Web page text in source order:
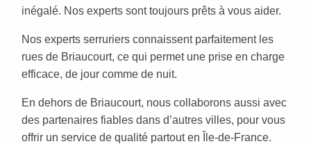
inégalé. Nos experts sont toujours prêts à vous aider.
Nos experts serruriers connaissent parfaitement les
rues de Briaucourt, ce qui permet une prise en charge
efficace, de jour comme de nuit.
En dehors de Briaucourt, nous collaborons aussi avec
des partenaires fiables dans d’autres villes, pour vous
offrir un service de qualité partout en Île-de-France.